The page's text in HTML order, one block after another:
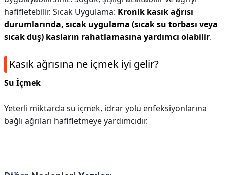
hafifletebilir. Sıcak Uygulama: Kronik kasık ağrısı
durumlarında, sıcak uygulama (sıcak su torbası veya
sıcak duş) kasların rahatlamasına yardımcı olabilir.
Kasık ağrısına ne içmek iyi gelir?
Su İçmek
Yeterli miktarda su içmek, idrar yolu enfeksiyonlarına
bağlı ağrıları hafifletmeye yardımcıdır.